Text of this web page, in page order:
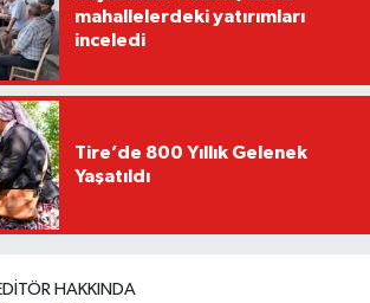
mahallelerdeki yatırımları
inceledi
Tire’de 800 Yıllık Gelenek
Yaşatıldı
HAKKINDA